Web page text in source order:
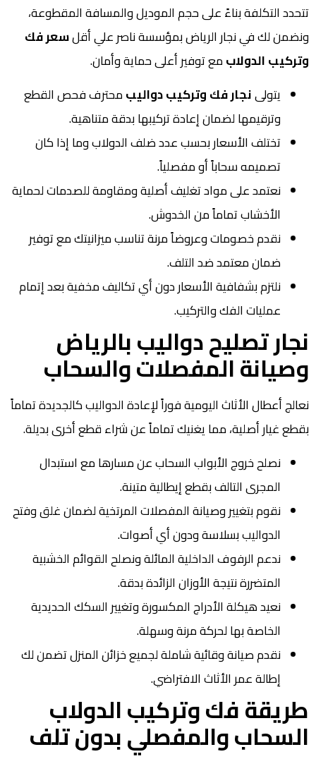
تتحدد التكلفة بناءً على حجم الموديل والمسافة المقطوعة،
ونضمن لك في نجار الرياض بمؤسسة ناصر علي أقلسعر فك
وتركيب الدولابمع توفير أعلى حماية وأمان.
يتولىنجار فك وتركيب دواليبمحترف فحص القطع
وترقيمها لضمان إعادة تركيبها بدقة متناهية.
تختلف الأسعار بحسب عدد ضلف الدولاب وما إذا كان
تصميمه سحاباً أو مفصلياً.
نعتمد على مواد تغليف أصلية ومقاومة للصدمات لحماية
الأخشاب تماماً من الخدوش.
نقدم خصومات وعروضاً مرنة تناسب ميزانيتك مع توفير
ضمان معتمد ضد التلف.
نلتزم بشفافية الأسعار دون أي تكاليف مخفية بعد إتمام
عمليات الفك والتركيب.
نجار تصليح دواليب بالرياض
وصيانة المفصلات والسحاب
نعالج أعطال الأثاث اليومية فوراً لإعادة الدواليب كالجديدة تماماً
بقطع غيار أصلية، مما يغنيك تماماً عن شراء قطع أخرى بديلة.
نصلح خروج الأبواب السحاب عن مسارها مع استبدال
المجرى التالف بقطع إيطالية متينة.
نقوم بتغيير وصيانة المفصلات المرتخية لضمان غلق وفتح
الدواليب بسلاسة ودون أي أصوات.
ندعم الرفوف الداخلية المائلة ونصلح القوائم الخشبية
المتضررة نتيجة الأوزان الزائدة بدقة.
نعيد هيكلة الأدراج المكسورة وتغيير السكك الحديدية
الخاصة بها لحركة مرنة وسهلة.
نقدم صيانة وقائية شاملة لجميع خزائن المنزل تضمن لك
إطالة عمر الأثاث الافتراضي.
طريقة فك وتركيب الدولاب
السحاب والمفصلي بدون تلف